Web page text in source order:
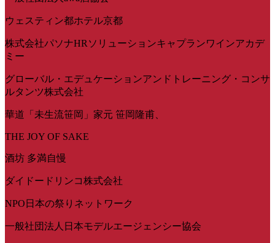
ウェスティン都ホテル京都
株式会社パソナHRソリューションキャプランワインアカデ
ミー
グローバル・エデュケーションアンドトレーニング・コンサ
ルタンツ株式会社
華道「未生流笹岡」家元 笹岡隆甫、
THE JOY OF SAKE
酒坊 多満自慢
ダイドードリンコ株式会社
NPO日本の祭りネットワーク
一般社団法人日本モデルエージェンシー協会